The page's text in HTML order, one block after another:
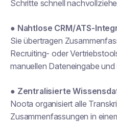
Schritte schnell
● Nahtlose CRM/ATS-
Sie übertragen
Recruiting- oder
manuellen Dateneingabe und
● Zentralisierte
Noota organisiert alle
Zusammenfassungen in